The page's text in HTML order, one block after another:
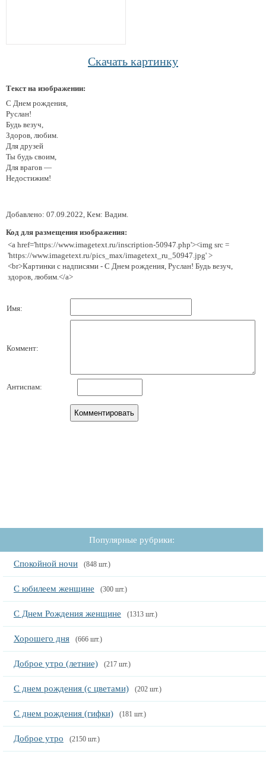
Скачать картинку
Текст на изображении:
C Днем рождения,
Руслан!
Будь везуч,
Здоров, любим.
Для друзей
Ты будь своим,
Для врагов —
Недостижим!
Добавлено: 07.09.2022, Кем: Вадим.
Код для размещения изображения:
<a href='https://www.imagetext.ru/inscription-50947.php'><img src =
'https://www.imagetext.ru/pics_max/imagetext_ru_50947.jpg' >
<br>Картинки с надписями - C Днем рождения, Руслан! Будь везуч,
здоров, любим.</a>
Имя:
Коммент:
Антиспам:
Популярные рубрики:
Спокойной ночи (848 шт.)
С юбилеем женщине (300 шт.)
С Днем Рождения женщине (1313 шт.)
Хорошего дня (666 шт.)
Доброе утро (летние) (217 шт.)
С днем рождения (с цветами) (202 шт.)
С днем рождения (гифки) (181 шт.)
Доброе утро (2150 шт.)